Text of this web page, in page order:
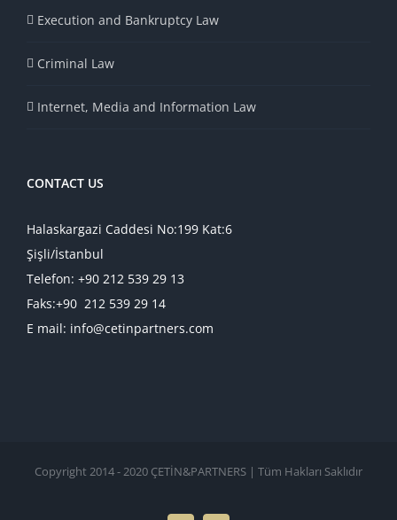
Execution and Bankruptcy Law
Criminal Law
Internet, Media and Information Law
CONTACT US
Halaskargazi Caddesi No:199 Kat:6
Şişli/İstanbul
Telefon: +90 212 539 29 13
Faks:+90 212 539 29 14
E mail: info@cetinpartners.com
Copyright 2014 - 2020 ÇETİN&PARTNERS | Tüm Hakları Saklıdır